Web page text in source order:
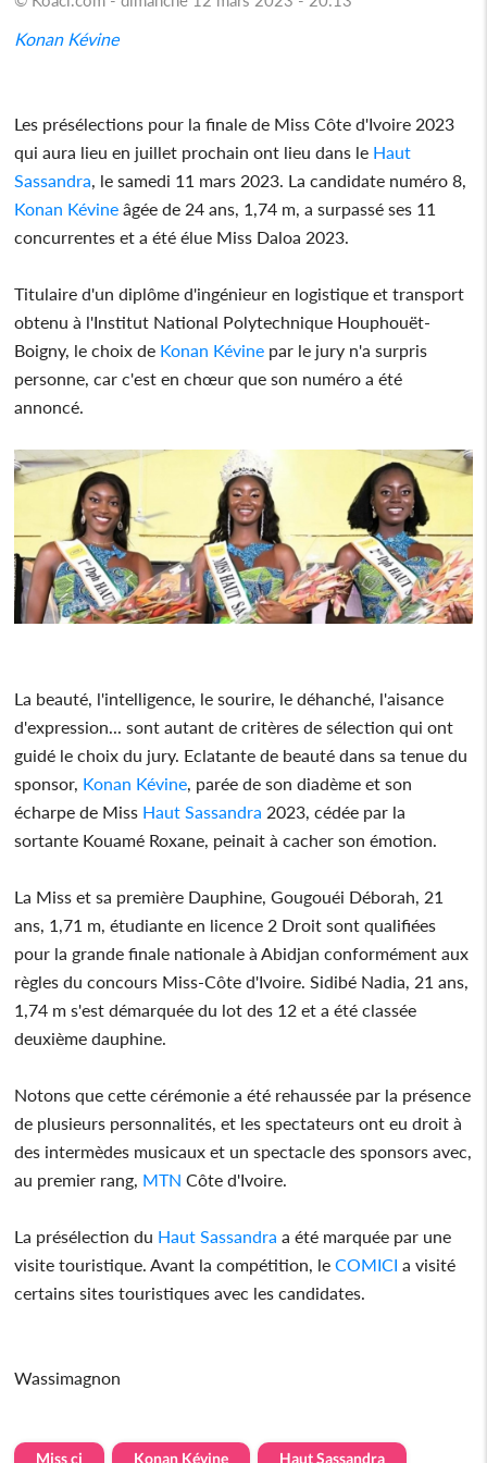
Konan Kévine
Les présélections pour la finale de Miss Côte d'Ivoire 2023
qui aura lieu en juillet prochain ont lieu dans le Haut
Sassandra , le samedi 11 mars 2023. La candidate numéro 8,
Konan Kévine âgée de 24 ans, 1,74 m, a surpassé ses 11
concurrentes et a été élue Miss Daloa 2023.
Titulaire d'un diplôme d'ingénieur en logistique et transport
obtenu à l'Institut National Polytechnique Houphouët-
Boigny, le choix de Konan Kévine par le jury n'a surpris
personne, car c'est en chœur que son numéro a été
annoncé.
La beauté, l'intelligence, le sourire, le déhanché, l'aisance
d'expression... sont autant de critères de sélection qui ont
guidé le choix du jury. Eclatante de beauté dans sa tenue du
sponsor, Konan Kévine , parée de son diadème et son
écharpe de Miss Haut Sassandra 2023, cédée par la
sortante Kouamé Roxane, peinait à cacher son émotion.
La Miss et sa première Dauphine, Gougouéi Déborah, 21
ans, 1,71 m, étudiante en licence 2 Droit sont qualifiées
pour la grande finale nationale à Abidjan conformément aux
règles du concours Miss-Côte d'Ivoire. Sidibé Nadia, 21 ans,
1,74 m s'est démarquée du lot des 12 et a été classée
deuxième dauphine.
Notons que cette cérémonie a été rehaussée par la présence
de plusieurs personnalités, et les spectateurs ont eu droit à
des intermèdes musicaux et un spectacle des sponsors avec,
au premier rang, MTN Côte d'Ivoire.
La présélection du Haut Sassandra a été marquée par une
visite touristique. Avant la compétition, leCOMICI a visité
certains sites touristiques avec les candidates.
Wassimagnon
Miss ci Konan Kévine Haut Sassandra